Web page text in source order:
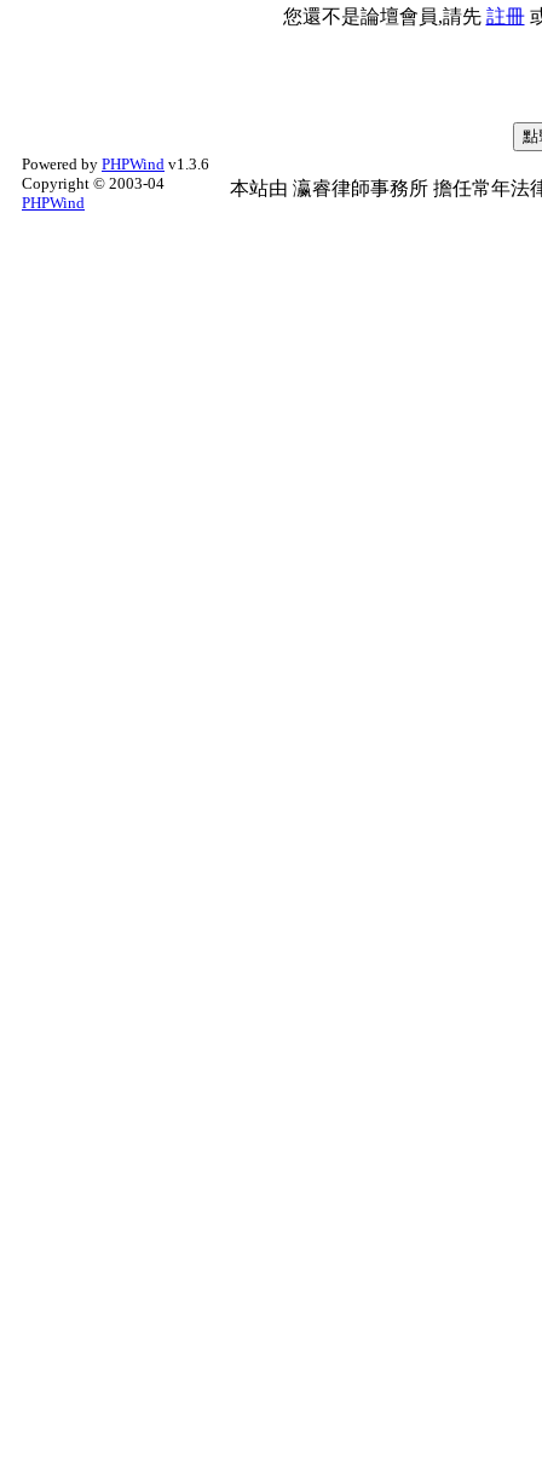
您還不是論壇會員,請先 註冊
Powered by PHPWind v1.3.6
Copyright © 2003-04
PHPWind
本站由 瀛睿律師事務所 擔任常年法